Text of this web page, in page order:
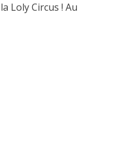
Loly Circus ! Au